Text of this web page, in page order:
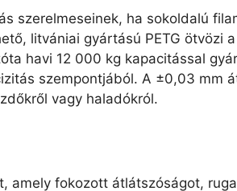
szerelmeseinek, ha sokoldalú
litvániai gyártású PETG ötvözi
havi 12 000 kg kapacitással
szempontjából. A ±0,03 mm
vagy haladókról.
amely fokozott átlátszóságot,